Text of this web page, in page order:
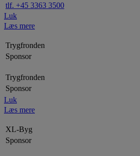
tlf. +45 3363 3500
Luk
Læs mere
Trygfronden
Sponsor
Trygfronden
Sponsor
Luk
Læs mere
XL-Byg
Sponsor